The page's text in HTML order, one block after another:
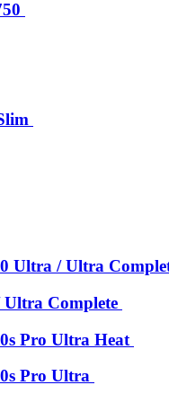
Ultra / Ultra
Complete
Pro Ultra Heat
Pro Ultra